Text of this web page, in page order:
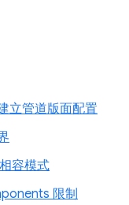
立管道版面配置
容模式
限制